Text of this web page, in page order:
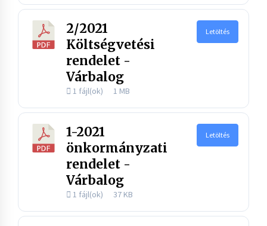
2/2021
Költségvetési
rendelet -
Várbalog
1 fájl(ok) 1 MB
Letöltés
1-2021
önkormányzati
rendelet -
Várbalog
1 fájl(ok) 37 KB
Letöltés